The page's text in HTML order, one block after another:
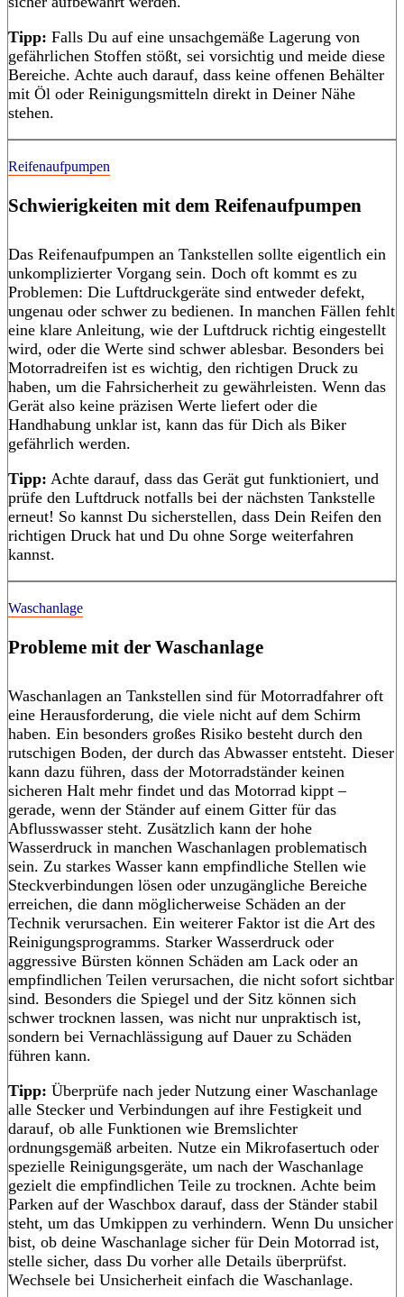
Tipp: Falls Du auf eine unsachgemäße Lagerung von
gefährlichen Stoffen stößt, sei vorsichtig und meide diese
Bereiche. Achte auch darauf, dass keine offenen Behälter
mit Öl oder Reinigungsmitteln direkt in Deiner Nähe
stehen.
Reifenaufpumpen
Schwierigkeiten mit dem Reifenaufpumpen
Das Reifenaufpumpen an Tankstellen sollte eigentlich ein
unkomplizierter Vorgang sein. Doch oft kommt es zu
Problemen: Die Luftdruckgeräte sind entweder defekt,
ungenau oder schwer zu bedienen. In manchen Fällen fehlt
eine klare Anleitung, wie der Luftdruck richtig eingestellt
wird, oder die Werte sind schwer ablesbar. Besonders bei
Motorradreifen ist es wichtig, den richtigen Druck zu
haben, um die Fahrsicherheit zu gewährleisten. Wenn das
Gerät also keine präzisen Werte liefert oder die
Handhabung unklar ist, kann das für Dich als Biker
gefährlich werden.
Tipp: Achte darauf, dass das Gerät gut funktioniert, und
prüfe den Luftdruck notfalls bei der nächsten Tankstelle
erneut! So kannst Du sicherstellen, dass Dein Reifen den
richtigen Druck hat und Du ohne Sorge weiterfahren
kannst.
Waschanlage
Probleme mit der Waschanlage
Waschanlagen an Tankstellen sind für Motorradfahrer oft
eine Herausforderung, die viele nicht auf dem Schirm
haben. Ein besonders großes Risiko besteht durch den
rutschigen Boden, der durch das Abwasser entsteht. Dieser
kann dazu führen, dass der Motorradständer keinen
sicheren Halt mehr findet und das Motorrad kippt –
gerade, wenn der Ständer auf einem Gitter für das
Abflusswasser steht. Zusätzlich kann der hohe
Wasserdruck in manchen Waschanlagen problematisch
sein. Zu starkes Wasser kann empfindliche Stellen wie
Steckverbindungen lösen oder unzugängliche Bereiche
erreichen, die dann möglicherweise Schäden an der
Technik verursachen. Ein weiterer Faktor ist die Art des
Reinigungsprogramms. Starker Wasserdruck oder
aggressive Bürsten können Schäden am Lack oder an
empfindlichen Teilen verursachen, die nicht sofort sichtbar
sind. Besonders die Spiegel und der Sitz können sich
schwer trocknen lassen, was nicht nur unpraktisch ist,
sondern bei Vernachlässigung auf Dauer zu Schäden
führen kann.
Tipp: Überprüfe nach jeder Nutzung einer Waschanlage
alle Stecker und Verbindungen auf ihre Festigkeit und
darauf, ob alle Funktionen wie Bremslichter
ordnungsgemäß arbeiten. Nutze ein Mikrofasertuch oder
spezielle Reinigungsgeräte, um nach der Waschanlage
gezielt die empfindlichen Teile zu trocknen. Achte beim
Parken auf der Waschbox darauf, dass der Ständer stabil
steht, um das Umkippen zu verhindern. Wenn Du unsicher
bist, ob deine Waschanlage sicher für Dein Motorrad ist,
stelle sicher, dass Du vorher alle Details überprüfst.
Wechsele bei Unsicherheit einfach die Waschanlage.